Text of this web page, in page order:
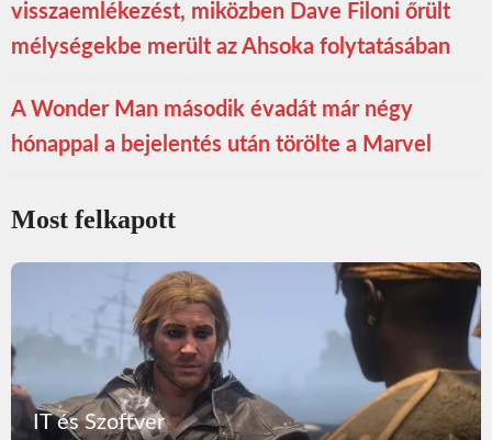
visszaemlékezést, miközben Dave Filoni őrült
mélységekbe merült az Ahsoka folytatásában
A Wonder Man második évadát már négy
hónappal a bejelentés után törölte a Marvel
Most felkapott
IT és Szoftver